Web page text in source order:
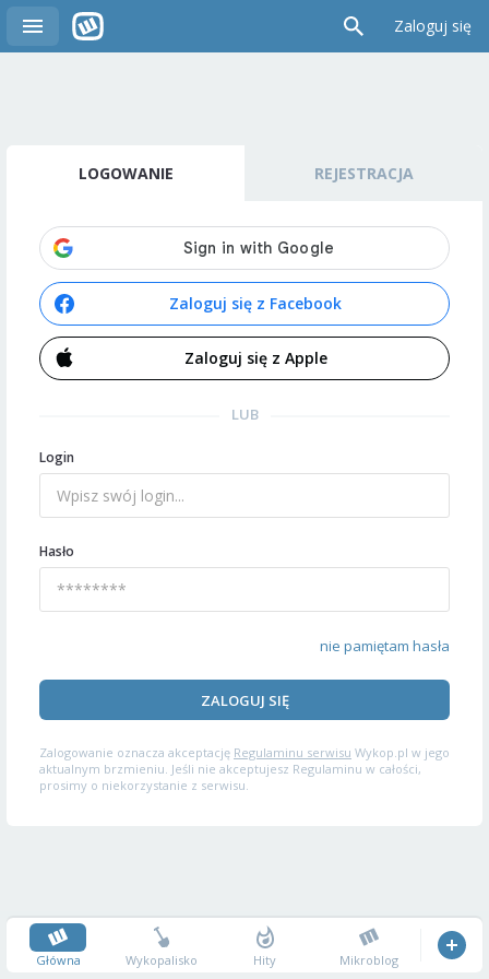
Zaloguj się
LOGOWANIE REJESTRACJA
Zaloguj się z Facebook
Zaloguj się z Apple
LUB
Login
Hasło
nie pamiętam hasła
ZALOGUJ SIĘ
Zalogowanie oznacza akceptację Regulaminu serwisu Wykop.pl w jego
aktualnym brzmieniu. Jeśli nie akceptujesz Regulaminu w całości,
prosimy o niekorzystanie z serwisu.
Główna Wykopalisko Hity Mikroblog